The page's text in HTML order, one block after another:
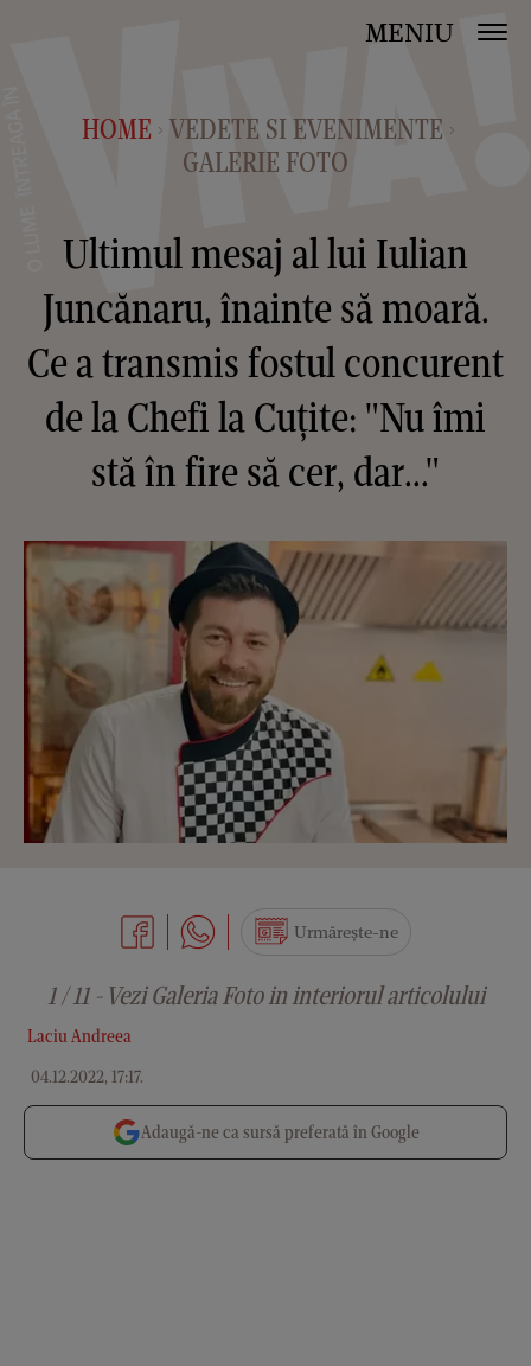
MENIU
HOME > VEDETE SI EVENIMENTE >
GALERIE FOTO
Ultimul mesaj al lui Iulian
Juncănaru, înainte să moară.
Ce a transmis fostul concurent
de la Chefi la Cuțite: "Nu îmi
stă în fire să cer, dar..."
Laciu Andreea
04.12.2022, 17:17.
Urmărește-ne
1 / 11 - Vezi Galeria Foto in interiorul articolului
Adaugă-ne ca sursă preferată în Google